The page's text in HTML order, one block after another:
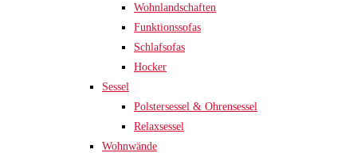
Wohnlandschaften
Funktionssofas
Schlafsofas
Hocker
Sessel
Polstersessel & Ohrensessel
Relaxsessel
Wohnwände